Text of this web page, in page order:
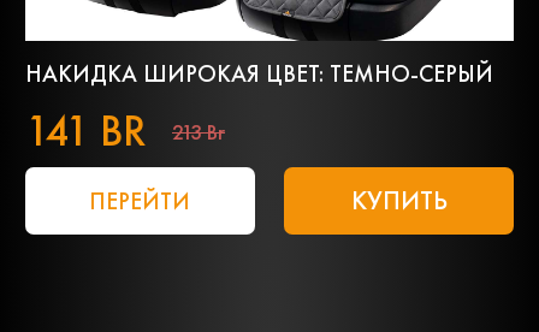
НАКИДКА ШИРОКАЯ ЦВЕТ: ТЕМНО-СЕРЫЙ
141 BR 213 Br
ПЕРЕЙТИ КУПИТЬ